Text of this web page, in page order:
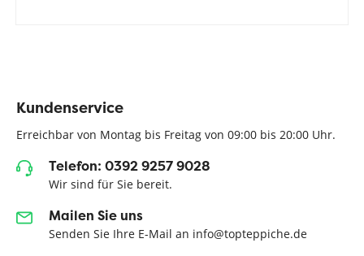
Kundenservice
Erreichbar von Montag bis Freitag von 09:00 bis 20:00 Uhr.
Telefon: 0392 9257 9028
Wir sind für Sie bereit.
Mailen Sie uns
Senden Sie Ihre E-Mail an info@topteppiche.de